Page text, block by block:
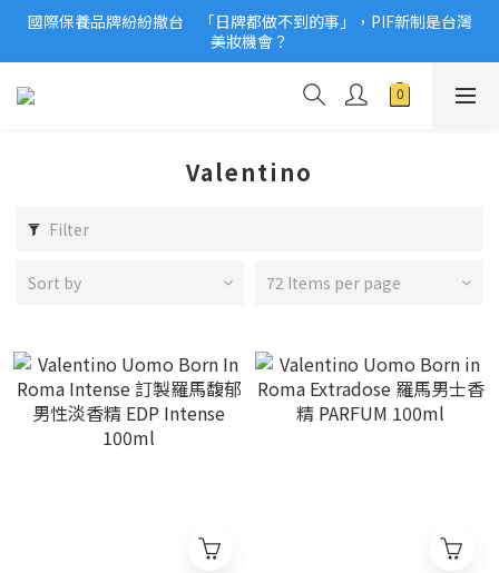
2026美妝小樣、試用品變少？PIF化妝品身分證7月上路！消費者
必懂5觀念
國際保養品牌紛紛撤台　「日牌都做不到的事」，PIF新制是台灣
美妝機會？
2026美妝小樣、試用品變少？PIF化妝品身分證7月上路！消費者
Valentino
Filter
Sort by 72 Items per page